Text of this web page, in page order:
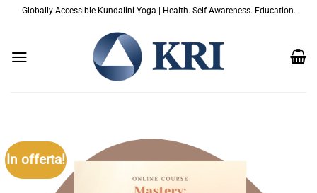
SaltaGlobally Accessible Kundalini Yoga | Health. Self Awareness. Education.
In offerta!